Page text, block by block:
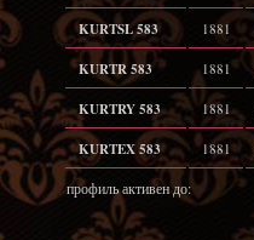
KURTSL 583 1881
KURTR 583 1881
KURTRY 583 1881
KURTEX 583 1881
профиль активен до: